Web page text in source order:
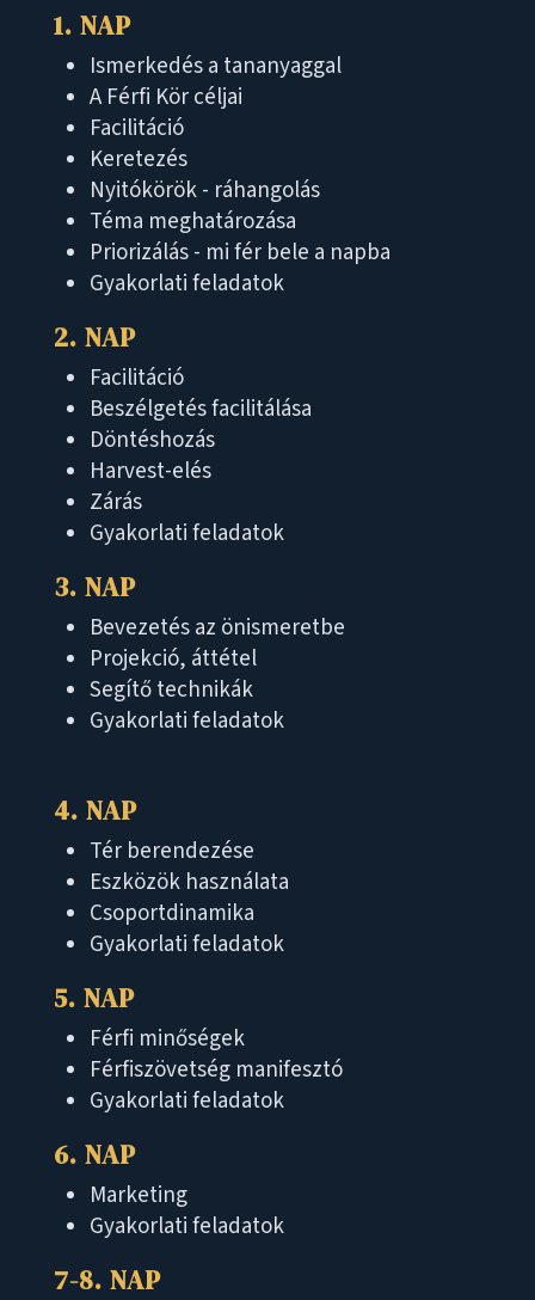
1. NAP
Ismerkedés a tananyaggal
A Férfi Kör céljai
Facilitáció
Keretezés
Nyitókörök - ráhangolás
Téma meghatározása
Priorizálás - mi fér bele a napba
Gyakorlati feladatok
2. NAP
Facilitáció
Beszélgetés facilitálása
Döntéshozás
Harvest-elés
Zárás
Gyakorlati feladatok
3. NAP
Bevezetés az önismeretbe
Projekció, áttétel
Segítő technikák
Gyakorlati feladatok
4. NAP
Tér berendezése
Eszközök használata
Csoportdinamika
Gyakorlati feladatok
5. NAP
Férfi minőségek
Férfiszövetség manifesztó
Gyakorlati feladatok
6. NAP
Marketing
Gyakorlati feladatok
7-8. NAP